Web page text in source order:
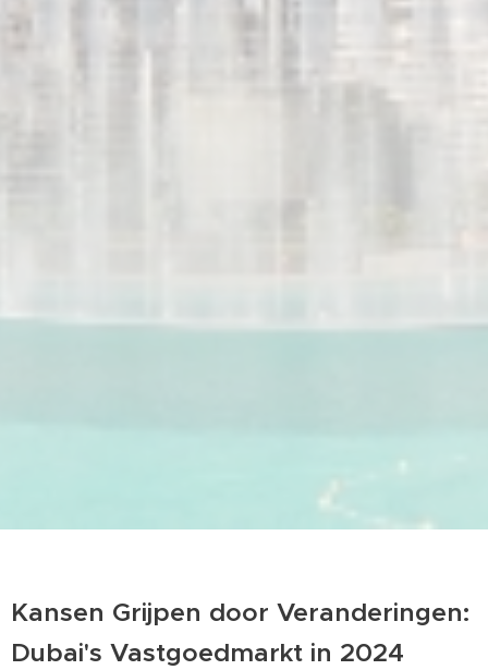
Kansen Grijpen door Veranderingen:
Dubai's Vastgoedmarkt in 2024